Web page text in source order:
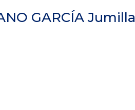
GARCÍA Jumilla